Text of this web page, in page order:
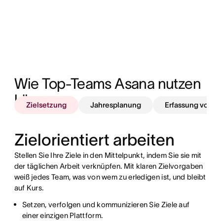
Wie Top-Teams Asana nutzen
können
Zielsetzung Jahresplanung Erfassung von
Zielorientiert arbeiten
Stellen Sie Ihre Ziele in den Mittelpunkt, indem Sie sie mit
der täglichen Arbeit verknüpfen. Mit klaren Zielvorgaben
weiß jedes Team, was von wem zu erledigen ist, und bleibt
auf Kurs.
Setzen, verfolgen und kommunizieren Sie Ziele auf
einer einzigen Plattform.
Schätzen Sie das Arbeitspensum und den
Standardisieren Sie Arbeitsanfragen, damit Teams